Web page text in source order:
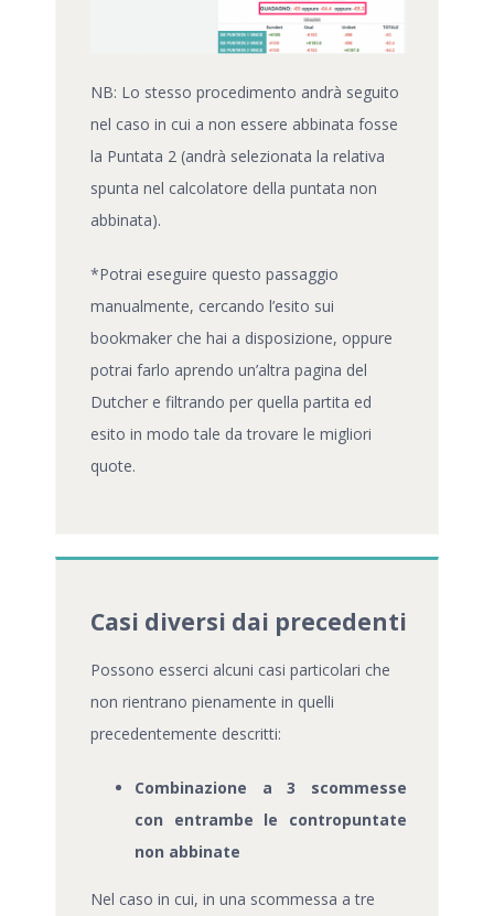
NB: Lo stesso procedimento andrà seguito
nel caso in cui a non essere abbinata fosse
la Puntata 2 (andrà selezionata la relativa
spunta nel calcolatore della puntata non
abbinata).
*Potrai eseguire questo passaggio
manualmente, cercando l’esito sui
bookmaker che hai a disposizione, oppure
potrai farlo aprendo un’altra pagina del
Dutcher e filtrando per quella partita ed
esito in modo tale da trovare le migliori
quote.
Casi diversi dai precedenti
Possono esserci alcuni casi particolari che
non rientrano pienamente in quelli
precedentemente descritti:
Combinazione a 3 scommesse
con entrambe le contropuntate
non abbinate
Nel caso in cui, in una scommessa a tre